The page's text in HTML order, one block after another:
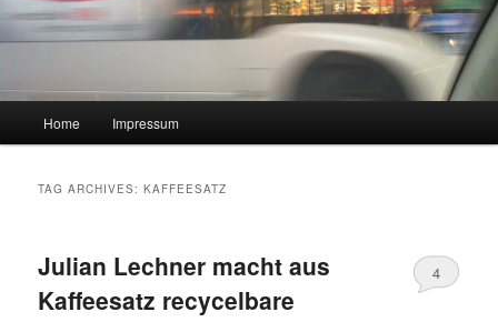
Skip to primary content
Skip to secondary content
Home Impressum
TAG ARCHIVES:KAFFEESATZ
Julian Lechner macht aus
Kaffeesatz recycelbare
4